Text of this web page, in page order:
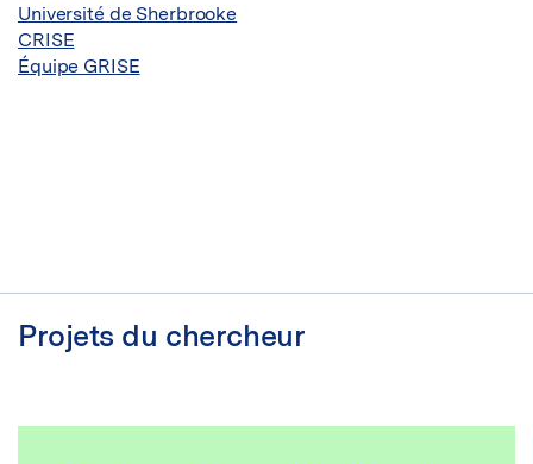
Université de Sherbrooke
CRISE
Équipe GRISE
Projets du chercheur